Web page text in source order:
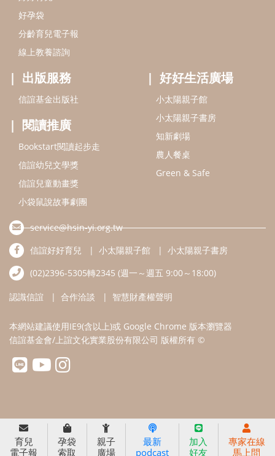
信誼幼兒文學獎
信誼兒童動畫獎
小袋鼠說故事劇團
service@hsin-yi.org.tw
信誼好好育兒
小太陽親子書房
(02)2396-5305轉2345 (週一～週五 9:00～18:00)
認識信誼 合作洽談 智慧財產權聲明
本網站建議使用IE9(含以上)或 Google Chrome 版本瀏覽器
信誼基金會/上誼文化實業股份有限公司 版權所有 ©
育兒
電子報
孕袋
索取
親子
廣場
最新
podcast
加入
好友
專家在線
馬上問